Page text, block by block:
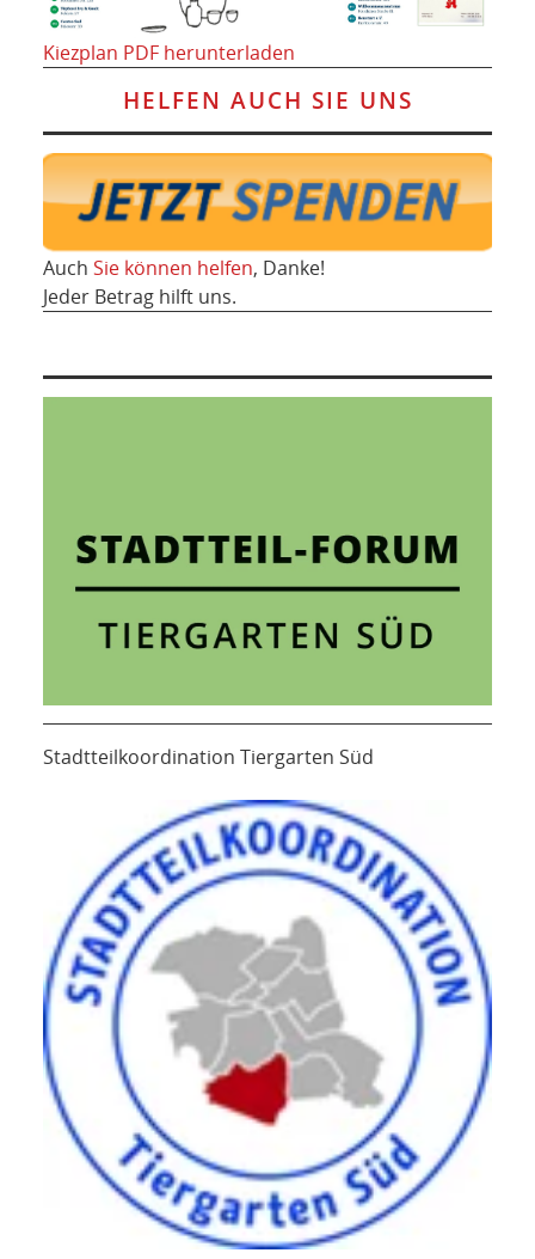
Kiezplan PDF herunterladen
HELFEN AUCH SIE UNS
Auch Sie können helfen, Danke!
Jeder Betrag hilft uns.
Stadtteilkoordination Tiergarten Süd